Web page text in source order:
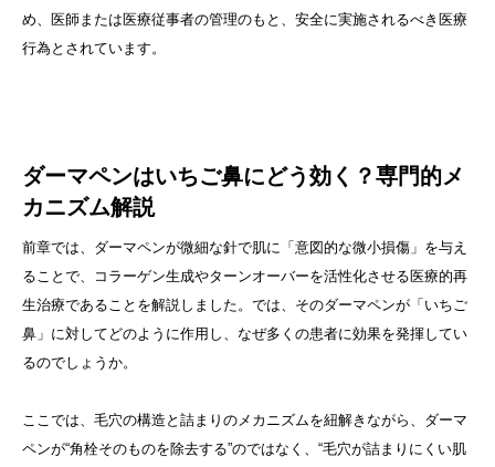
め、医師または医療従事者の管理のもと、安全に実施されるべき医療
行為とされています。
ダーマペンはいちご鼻にどう効く？専門的メ
カニズム解説
前章では、ダーマペンが微細な針で肌に「意図的な微小損傷」を与え
ることで、コラーゲン生成やターンオーバーを活性化させる医療的再
生治療であることを解説しました。では、そのダーマペンが「いちご
鼻」に対してどのように作用し、なぜ多くの患者に効果を発揮してい
るのでしょうか。
ここでは、毛穴の構造と詰まりのメカニズムを紐解きながら、ダーマ
ペンが“角栓そのものを除去する”のではなく、“毛穴が詰まりにくい肌